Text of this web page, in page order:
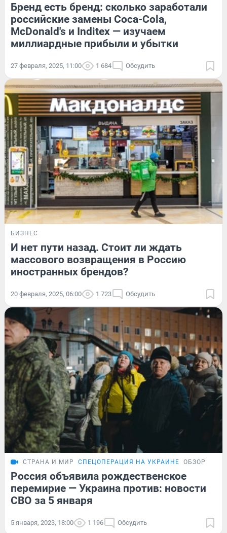
Бренд есть бренд: сколько заработали
российские замены Coca-Cola,
McDonald's и Inditex — изучаем
миллиардные прибыли и убытки
27 февраля, 2025, 11:00 1 684 Обсудить
БИЗНЕС
И нет пути назад. Стоит ли ждать
массового возвращения в Россию
иностранных брендов?
20 февраля, 2025, 06:00 1 723 Обсудить
СТРАНА И МИР СПЕЦОПЕРАЦИЯ НА УКРАИНЕ ОБЗОР
Россия объявила рождественское
перемирие — Украина против: новости
СВО за 5 января
5 января, 2023, 18:00 1 196 Обсудить